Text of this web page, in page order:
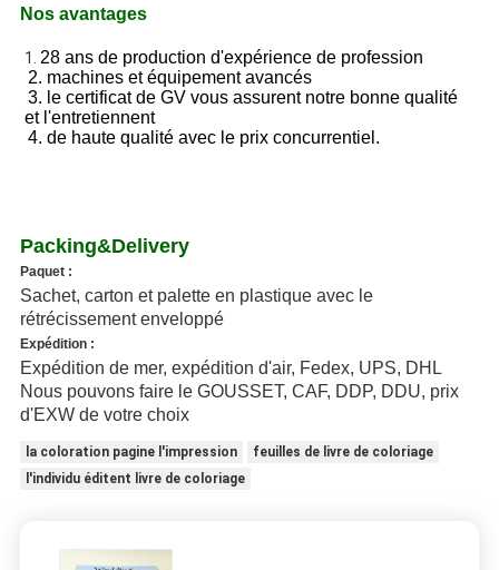
Nos avantages
1. 28 ans de production d'expérience de profession
2. machines et équipement avancés
3. le certificat de GV vous assurent notre bonne qualité
et l'entretiennent
4. de haute qualité avec le prix concurrentiel.
Packing&Delivery
Paquet :
Sachet, carton et palette en plastique avec le
rétrécissement enveloppé
Expédition :
Expédition de mer, expédition d'air, Fedex, UPS, DHL
Nous pouvons faire le GOUSSET, CAF, DDP, DDU, prix
d'EXW de votre choix
la coloration pagine l'impression
feuilles de livre de coloriage
l'individu éditent livre de coloriage